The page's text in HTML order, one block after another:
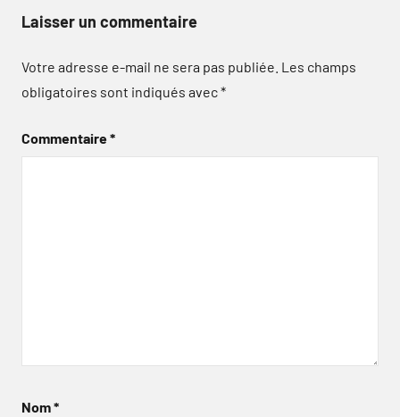
Laisser un commentaire
Votre adresse e-mail ne sera pas publiée. Les champs
obligatoires sont indiqués avec*
Commentaire*
Nom*